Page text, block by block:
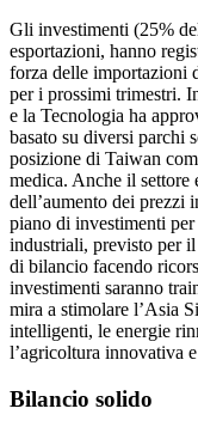
Gli investimenti (25%
esportazioni, hanno
forza delle importazioni
per i prossimi trimestri.
e la Tecnologia ha
basato su diversi parchi
posizione di Taiwan
medica. Anche il settore
dell’aumento dei prezzi
piano di investimenti
industriali, previsto per
di bilancio facendo
investimenti saranno
mira a stimolare l’Asia
intelligenti, le energie
l’agricoltura innovativa
Bilancio solido